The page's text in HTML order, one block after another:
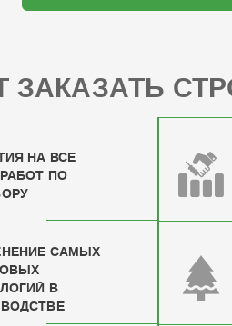
ЗАКАЗАТЬ
НА ВСЕ
ПО
САМЫХ
В